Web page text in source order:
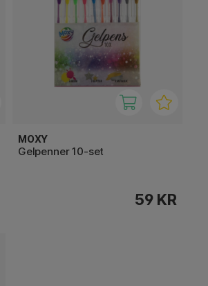
MOXY
Gelpenner 10-set
59 KR